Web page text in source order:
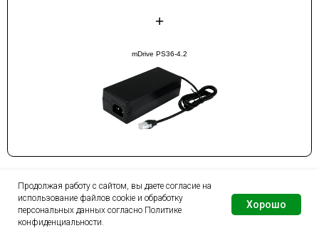
+
mDrive PS36-4.2
=
Продолжая работу с сайтом, вы даете согласие на
использование файлов cookie и обработку
персональных данных согласно Политике
конфиденциальности.
Хорошо